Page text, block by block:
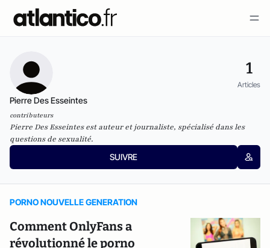
1
Articles
Pierre Des Esseintes
contributeurs
Pierre Des Esseintes est auteur et journaliste, spécialisé dans les
questions de sexualité.
SUIVRE
PORNO NOUVELLE GENERATION
Comment OnlyFans a
révolutionné le porno